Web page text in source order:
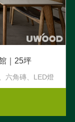
｜25坪
六角磚、LED燈